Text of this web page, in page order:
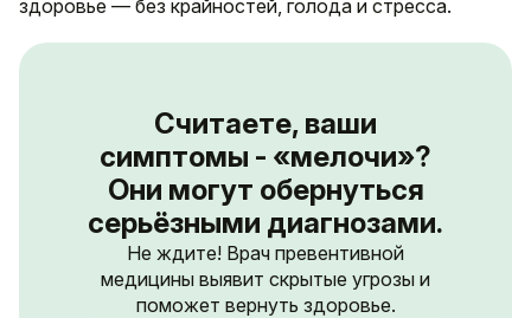
здоровье — без крайностей, голода и стресса.
Считаете, ваши
симптомы - «мелочи»?
Они могут обернуться
серьёзными диагнозами.
Не ждите! Врач превентивной
медицины выявит скрытые угрозы и
поможет вернуть здоровье.